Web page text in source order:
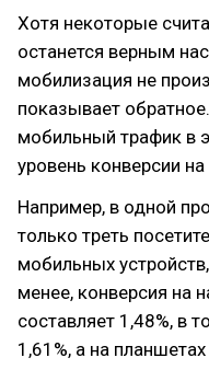
Хотя некоторые
останется верным
мобилизация не
показывает
мобильный трафик в
уровень конверсии
Например, в одной
только треть
мобильных
менее, конверсия на
составляет 1,48%, в
1,61%, а на